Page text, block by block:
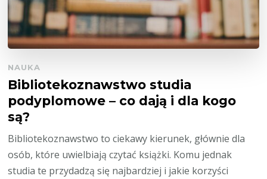
NAUKA
Bibliotekoznawstwo studia
podyplomowe – co dają i dla kogo
są?
Bibliotekoznawstwo to ciekawy kierunek, głównie dla
osób, które uwielbiają czytać książki. Komu jednak
studia te przydadzą się najbardziej i jakie korzyści